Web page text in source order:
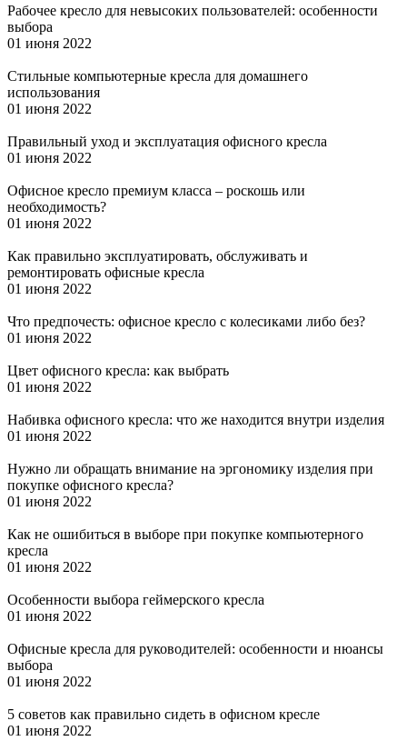
Рабочее кресло для невысоких пользователей: особенности
выбора
01 июня 2022
Стильные компьютерные кресла для домашнего
использования
01 июня 2022
Правильный уход и эксплуатация офисного кресла
01 июня 2022
Офисное кресло премиум класса – роскошь или
необходимость?
01 июня 2022
Как правильно эксплуатировать, обслуживать и
ремонтировать офисные кресла
01 июня 2022
Что предпочесть: офисное кресло с колесиками либо без?
01 июня 2022
Цвет офисного кресла: как выбрать
01 июня 2022
Набивка офисного кресла: что же находится внутри изделия
01 июня 2022
Нужно ли обращать внимание на эргономику изделия при
покупке офисного кресла?
01 июня 2022
Как не ошибиться в выборе при покупке компьютерного
кресла
01 июня 2022
Особенности выбора геймерского кресла
01 июня 2022
Офисные кресла для руководителей: особенности и нюансы
выбора
01 июня 2022
5 советов как правильно сидеть в офисном кресле
01 июня 2022